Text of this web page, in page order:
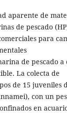
aparente de
de pescado
para
de pescado
La colecta de
de 15 juveniles
con un
en